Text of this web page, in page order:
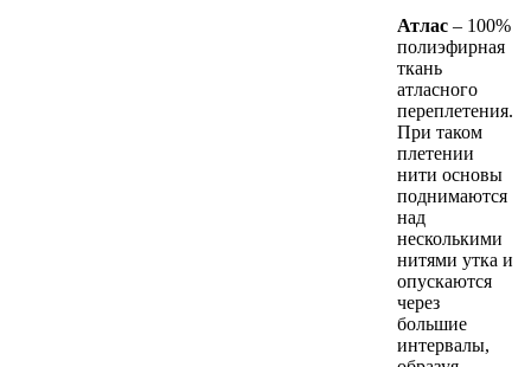
Атлас – 100%
полиэфирная
ткань
атласного
переплетения.
При таком
плетении
нити основы
поднимаются
над
несколькими
нитями утка и
опускаются
через
большие
интервалы,